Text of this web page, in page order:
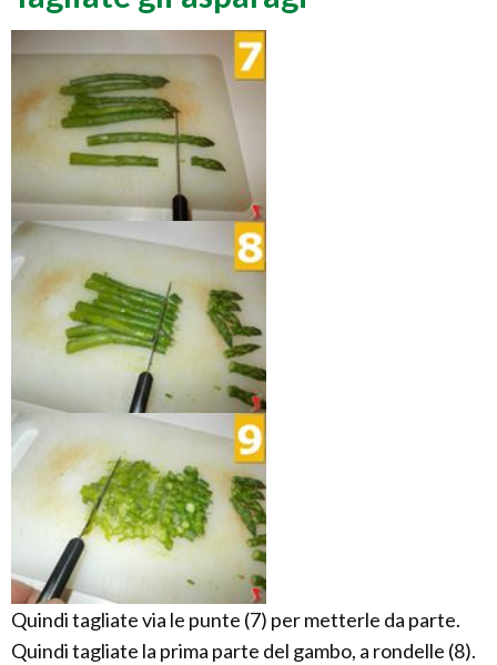
Quindi tagliate via le punte (7) per metterle da parte.
Quindi tagliate la prima parte del gambo, a rondelle (8).